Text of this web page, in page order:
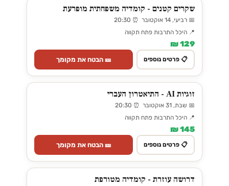
שקרים קטנים - קומדיה משפחתית מופרעת
📅 רביעי, 14 אוקטובר ⏰ 20:30
📍 היכל התרבות פתח תקווה
129 ₪
📋 פרטים נוספים 🎫 הבטח את מקומך
זוגיות AI - התיאטרון העברי
📅 שבת, 31 אוקטובר ⏰ 20:30
📍 היכל התרבות פתח תקווה
145 ₪
📋 פרטים נוספים 🎫 הבטח את מקומך
דרושה עוזרת - קומדיה מטורפת